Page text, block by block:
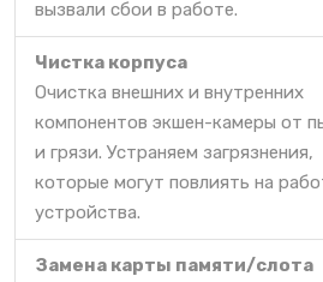
вызвали сбои в работе.
Чистка корпуса
Очистка внешних и внутренних
компонентов экшен-камеры от
и грязи. Устраняем загрязнения,
которые могут повлиять на
устройства.
Замена карты памяти/слота